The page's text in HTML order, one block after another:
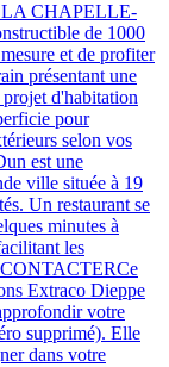
CHAPELLE-
de 1000
et de profiter
présentant une
d'habitation
pour
selon vos
est une
ville située à 19
Un restaurant se
minutes à
les
CONTACTERCe
Extraco Dieppe
votre
supprimé). Elle
dans votre